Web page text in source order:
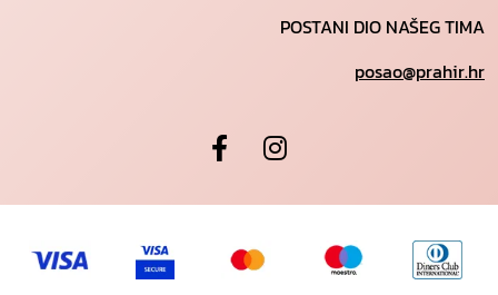
POSTANI DIO NAŠEG TIMA
posao@prahir.hr